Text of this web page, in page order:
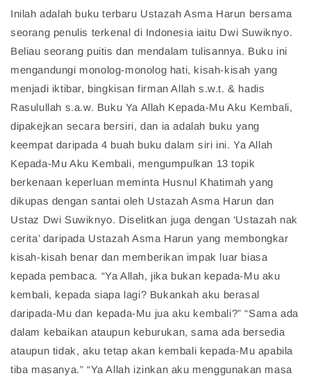
Inilah adalah buku terbaru Ustazah Asma Harun bersama
seorang penulis terkenal di Indonesia iaitu Dwi Suwiknyo.
Beliau seorang puitis dan mendalam tulisannya. Buku ini
mengandungi monolog-monolog hati, kisah-kisah yang
menjadi iktibar, bingkisan firman Allah s.w.t. & hadis
Rasulullah s.a.w. Buku Ya Allah Kepada-Mu Aku Kembali,
dipakejkan secara bersiri, dan ia adalah buku yang
keempat daripada 4 buah buku dalam siri ini. Ya Allah
Kepada-Mu Aku Kembali, mengumpulkan 13 topik
berkenaan keperluan meminta Husnul Khatimah yang
dikupas dengan santai oleh Ustazah Asma Harun dan
Ustaz Dwi Suwiknyo. Diselitkan juga dengan ‘Ustazah nak
cerita’ daripada Ustazah Asma Harun yang membongkar
kisah-kisah benar dan memberikan impak luar biasa
kepada pembaca. “Ya Allah, jika bukan kepada-Mu aku
kembali, kepada siapa lagi? Bukankah aku berasal
daripada-Mu dan kepada-Mu jua aku kembali?” “Sama ada
dalam kebaikan ataupun keburukan, sama ada bersedia
ataupun tidak, aku tetap akan kembali kepada-Mu apabila
tiba masanya.” “Ya Allah izinkan aku menggunakan masa